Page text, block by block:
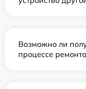
Возможно ли
процессе